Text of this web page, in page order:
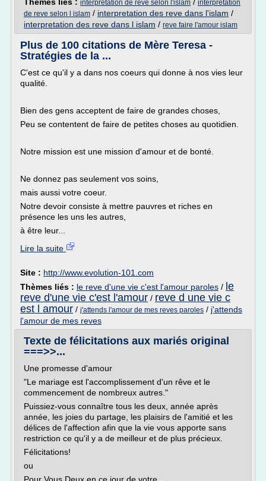
interpretation de reve selon l'islam
interpretation
de reve selon l islam / interpretation des reve dans l'islam /
interpretation des reve dans l islam / reve faire l'amour islam
Plus de 100 citations de Mère Teresa -
Stratégies de la ...
C'est ce qu'il y a dans nos coeurs qui donne à nos vies leur
qualité.
Bien des gens acceptent de faire de grandes choses,
Peu se contentent de faire de petites choses au quotidien.
Notre mission est une mission d'amour et de bonté.
Ne donnez pas seulement vos soins,
mais aussi votre coeur.
Notre devoir consiste à mettre pauvres et riches en
présence les uns les autres,
à être leur...
Lire la suite
Site : http://www.evolution-101.com
Thèmes liés : le reve d'une vie c'est l'amour paroles / le
reve d'une vie c'est l'amour / reve d une vie c
est l amour / j'attends l'amour de mes reves paroles / j'attends
l'amour de mes reves
Texte de félicitations aux mariés original
===>>...
Une promesse d'amour
"Le mariage est l'accomplissement d'un rêve et le
commencement de nombreux autres."
Puissiez-vous connaître tous les deux, année après
année, les joies du partage, les plaisirs de l'amitié et les
délices de l'affection afin que la vie vous apporte sans
restriction ce qu'il y a de meilleur et de plus précieux.
Félicitations!
ou